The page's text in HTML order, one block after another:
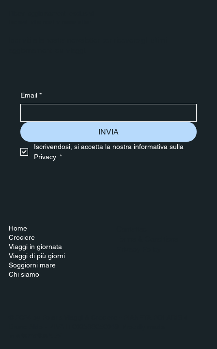
Email *
INVIA
Iscrivendosi, si accetta la nostra informativa sulla
Privacy. *
Home
Crociere
Viaggi in giornata
Viaggi di più giorni
Soggiorni mare
Chi siamo